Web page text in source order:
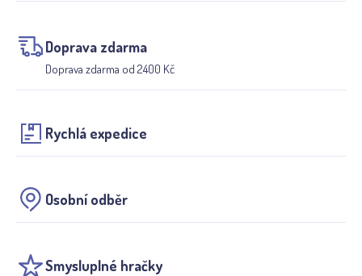
Doprava zdarma
Doprava zdarma od 2400 Kč
Rychlá expedice
Osobní odběr
Smysluplné hračky